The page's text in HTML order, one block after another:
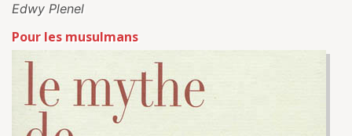
Edwy Plenel
Pour les musulmans